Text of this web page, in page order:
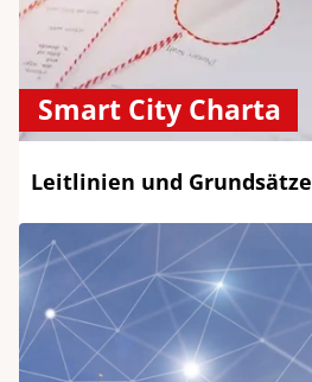
Smart City Charta
Leitlinien und Grundsätze